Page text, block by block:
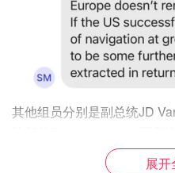
其他组员分别是副总统JD
长John Ratcliffe等等。
展开